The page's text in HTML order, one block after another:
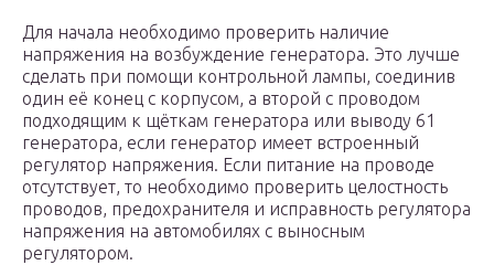
Для начала необходимо проверить наличие
напряжения на возбуждение генератора. Это лучше
сделать при помощи контрольной лампы, соединив
один её конец с корпусом, а второй с проводом
подходящим к щёткам генератора или выводу 61
генератора, если генератор имеет встроенный
регулятор напряжения. Если питание на проводе
отсутствует, то необходимо проверить целостность
проводов, предохранителя и исправность регулятора
напряжения на автомобилях с выносным
регулятором.